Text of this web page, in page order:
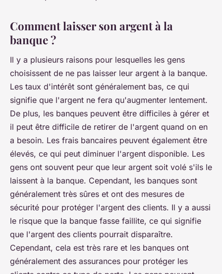
Comment laisser son argent à la
banque ?
Il y a plusieurs raisons pour lesquelles les gens
choisissent de ne pas laisser leur argent à la banque.
Les taux d'intérêt sont généralement bas, ce qui
signifie que l'argent ne fera qu'augmenter lentement.
De plus, les banques peuvent être difficiles à gérer et
il peut être difficile de retirer de l'argent quand on en
a besoin. Les frais bancaires peuvent également être
élevés, ce qui peut diminuer l'argent disponible. Les
gens ont souvent peur que leur argent soit volé s'ils le
laissent à la banque. Cependant, les banques sont
généralement très sûres et ont des mesures de
sécurité pour protéger l'argent des clients. Il y a aussi
le risque que la banque fasse faillite, ce qui signifie
que l'argent des clients pourrait disparaître.
Cependant, cela est très rare et les banques ont
généralement des assurances pour protéger les